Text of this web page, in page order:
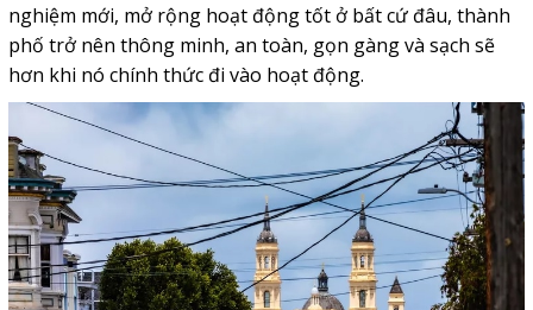
nghiệm mới, mở rộng hoạt động tốt ở bất cứ đâu, thành
phố trở nên thông minh, an toàn, gọn gàng và sạch sẽ
hơn khi nó chính thức đi vào hoạt động.